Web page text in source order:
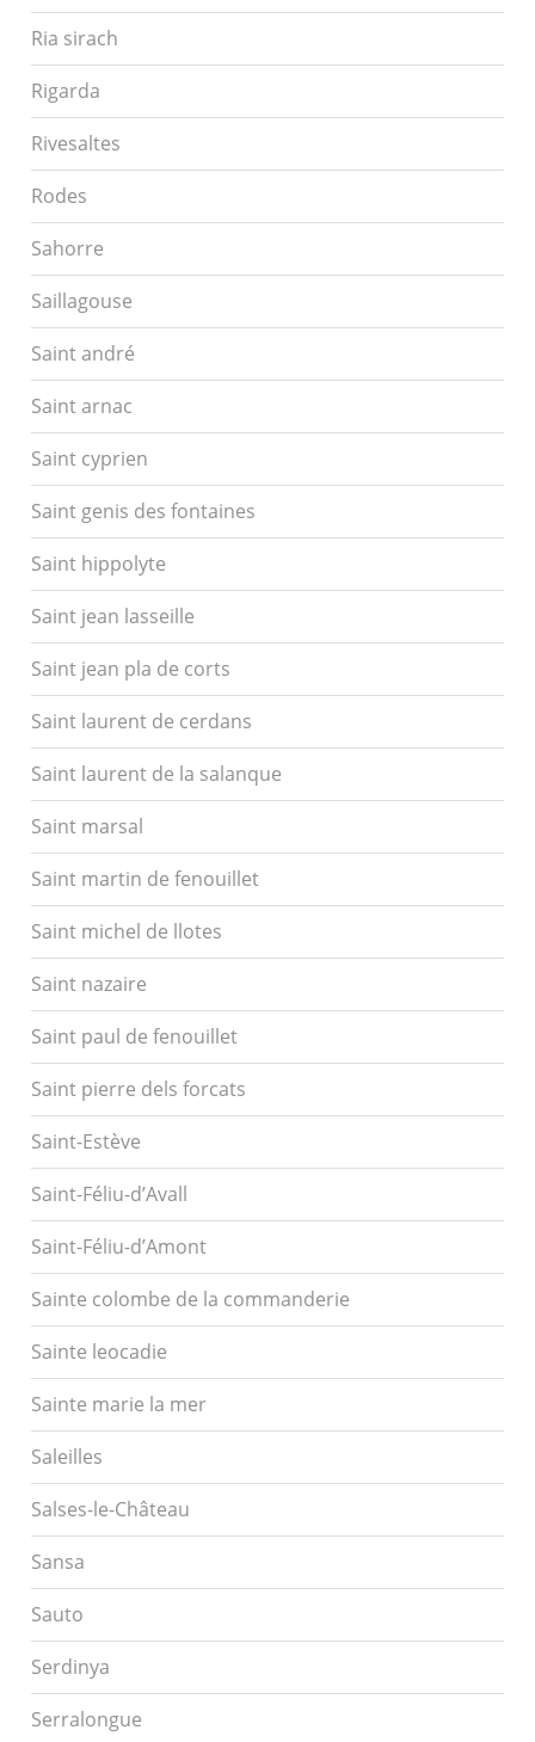
Ria sirach
Rigarda
Rivesaltes
Rodes
Sahorre
Saillagouse
Saint andré
Saint arnac
Saint cyprien
Saint genis des fontaines
Saint hippolyte
Saint jean lasseille
Saint jean pla de corts
Saint laurent de cerdans
Saint laurent de la salanque
Saint marsal
Saint martin de fenouillet
Saint michel de llotes
Saint nazaire
Saint paul de fenouillet
Saint pierre dels forcats
Saint-Estève
Saint-Féliu-d’Avall
Saint-Féliu-d’Amont
Sainte colombe de la commanderie
Sainte leocadie
Sainte marie la mer
Saleilles
Salses-le-Château
Sansa
Sauto
Serdinya
Serralongue